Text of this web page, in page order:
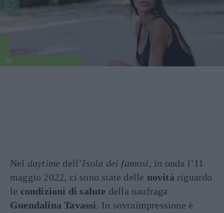
TV
Nel daytime dell’Isola dei famosi, in onda l’11
maggio 2022, ci sono state delle novità riguardo
le condizioni di salute della naufraga
Guendalina Tavassi. In sovraimpressione è